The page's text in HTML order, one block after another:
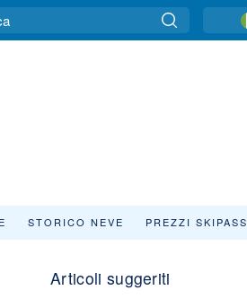
STORICO NEVE PREZZI SKIPASS
Articoli suggeriti